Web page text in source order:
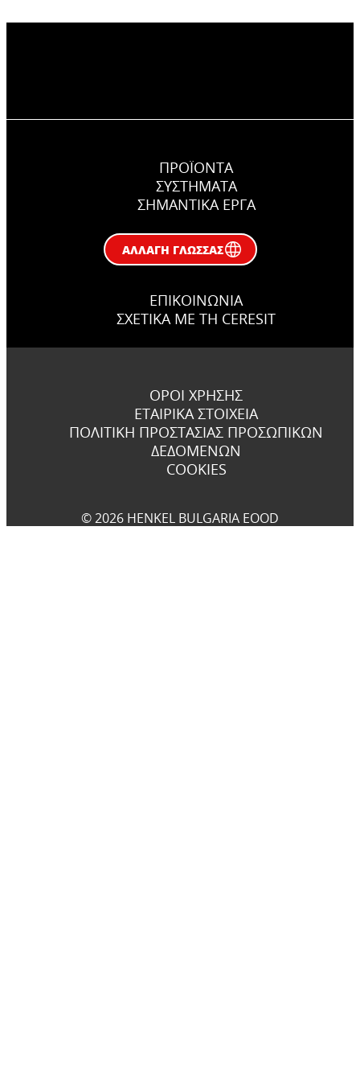
ΠΡΟΪΟΝΤΑ
ΣΥΣΤΉΜΑΤΑ
ΣΗΜΑΝΤΙΚΆ ΕΡΓΑ
ΑΛΛΑΓΉ ΓΛΏΣΣΑΣ
ΕΠΙΚΟΙΝΩΝΊΑ
ΣΧΕΤΙΚΆ ΜΕ ΤΗ CERESIT
ΌΡΟΙ ΧΡΉΣΗΣ
ΕΤΑΙΡΙΚΆ ΣΤΟΙΧΕΊΑ
ΠΟΛΙΤΙΚΉ ΠΡΟΣΤΑΣΊΑΣ ΠΡΟΣΩΠΙΚΏΝ
ΔΕΔΟΜΈΝΩΝ
COOKIES
© 2026 HENKEL BULGARIA EOOD